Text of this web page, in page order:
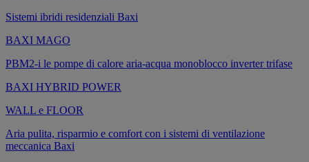
Sistemi ibridi residenziali Baxi
BAXI MAGO
PBM2-i le pompe di calore aria-acqua monoblocco inverter trifase
BAXI HYBRID POWER
WALL e FLOOR
Aria pulita, risparmio e comfort con i sistemi di ventilazione
meccanica Baxi